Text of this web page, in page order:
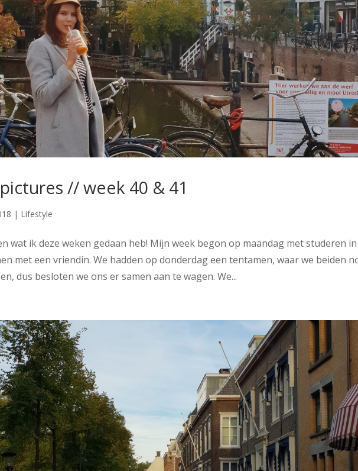
// week 40 & 41
| Lifestyle
wat ik deze weken gedaan heb! Mijn week begon op maandag met studeren in
met een vriendin. We hadden op donderdag een tentamen, waar we beiden
dus besloten we ons er samen aan te wagen. We...